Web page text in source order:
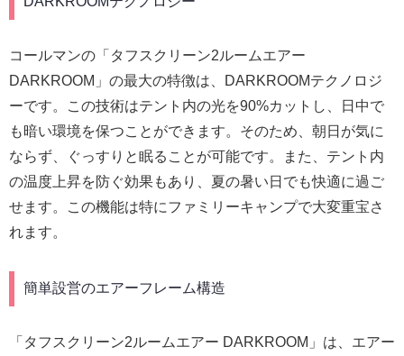
コールマンの「タフスクリーン2ルームエアー
DARKROOM」の最大の特徴は、DARKROOMテクノロジ
ーです。この技術はテント内の光を90%カットし、日中で
も暗い環境を保つことができます。そのため、朝日が気に
ならず、ぐっすりと眠ることが可能です。また、テント内
の温度上昇を防ぐ効果もあり、夏の暑い日でも快適に過ご
せます。この機能は特にファミリーキャンプで大変重宝さ
れます。
簡単設営のエアーフレーム構造
「タフスクリーン2ルームエアー DARKROOM」は、エアー